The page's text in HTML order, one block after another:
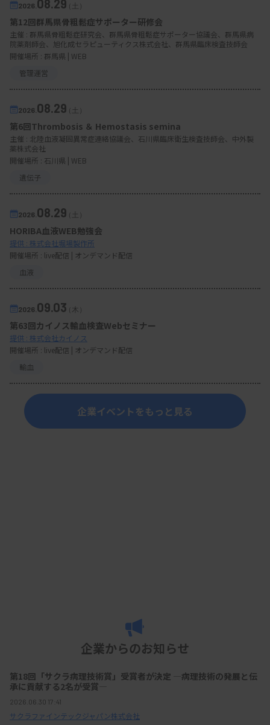
2026. 08.29（土）
第12回群馬県骨粗鬆症サポーター研修会
主催 : 群馬県骨粗鬆症研究会、群馬県骨粗鬆症サポーター協議会、群馬県病
院薬剤師会、旭化成セラピューティクス株式会社、群馬県臨床検査技師会
開催場所 : 群馬県 | WEB
管理運営
2026. 08.29（土）
第6回Thrombosis ＆ Hemostasis semina
主催 : 北陸血液凝固異常症連絡協議会、石川県臨床衛生検査技師会、中外製
薬株式会社
開催場所 : 石川県 | WEB
遺伝子
2026. 08.29（土）
HORIBA血液WEB勉強会
提供 : 株式会社堀場製作所
開催場所 : live配信 | オンデマンド配信
血液
2026. 09.03（木）
第63回カイノス輸血検査Webセミナー
提供 : 株式会社カイノス
開催場所 : live配信 | オンデマンド配信
輸血
企業イベントをもっと見る
企業からのお知らせ
第18回「サクラ病理技術賞」受賞者が決定 ―病理技術の発展と伝
承に貢献する2名が受賞―
2026.06.30 17:41
サクラファインテックジャパン株式会社